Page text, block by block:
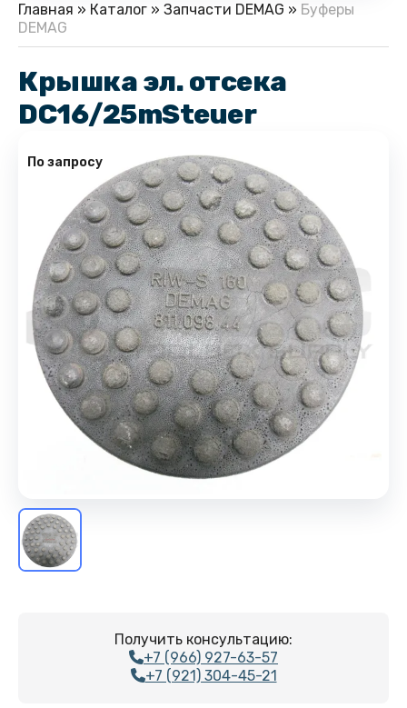
Главная » Каталог » Запчасти DEMAG » Буферы
DEMAG
Крышка эл. отсека
DC16/25mSteuer
По запросу
Получить консультацию:
+7 (966) 927-63-57
+7 (921) 304-45-21